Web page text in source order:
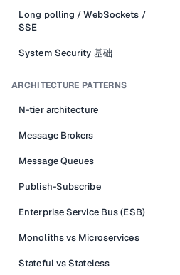
Long polling / WebSockets /
SSE
System Security 基础
ARCHITECTURE PATTERNS
N-tier architecture
Message Brokers
Message Queues
Publish-Subscribe
Enterprise Service Bus (ESB)
Monoliths vs Microservices
Stateful vs Stateless